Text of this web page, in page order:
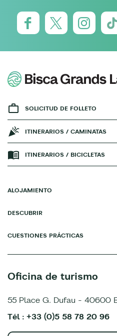
SOLICITUD DE FOLLETO
ITINERARIOS / CAMINATAS
ITINERARIOS / BICICLETAS
ALOJAMIENTO
DESCUBRIR
CUESTIONES PRÁCTICAS
Oficina de turismo
55 Place G. Dufau - 40600
Tél : +33 (0)5 58 78 20 96